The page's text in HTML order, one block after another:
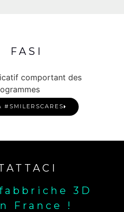
FASI
#SMILERSCARES
3D
France !